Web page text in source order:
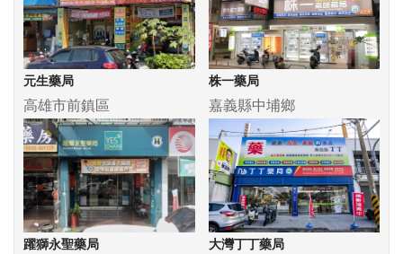
元生藥局
高雄市前鎮區
株一藥局
嘉義縣中埔鄉
躍獅永聖藥局 大灣丁丁藥局